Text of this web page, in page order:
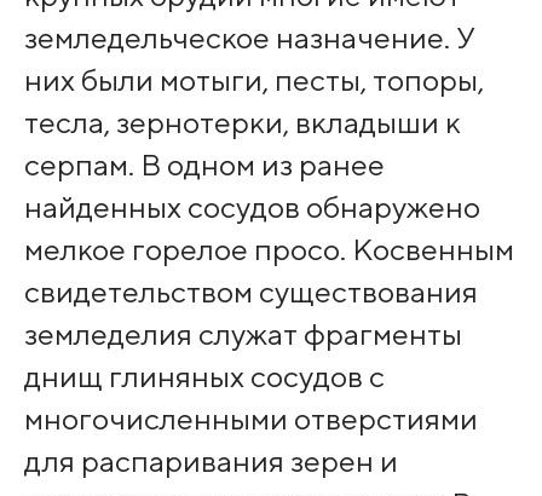
земледельческое назначение. У
них были мотыги, песты, топоры,
тесла, зернотерки, вкладыши к
серпам. В одном из ранее
найденных сосудов обнаружено
мелкое горелое просо. Косвенным
свидетельством существования
земледелия служат фрагменты
днищ глиняных сосудов с
многочисленными отверстиями
для распаривания зерен и